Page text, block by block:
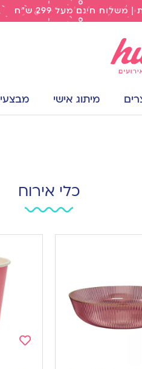
מיתוג אישי מבצעי
כלי אירוח